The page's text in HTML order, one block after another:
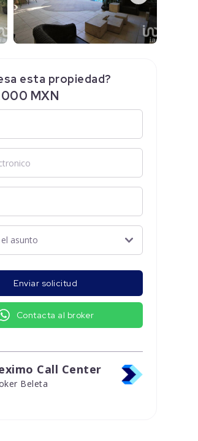
esta propiedad?
MXN
Enviar solicitud
Contacta al broker
Call Center
Beleta